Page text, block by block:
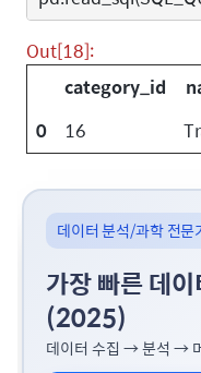
Out[18]:
category_id
0
16
데이터 분석/과학 전
가장 빠른 데
(2025)
데이터 수집 → 분석 →